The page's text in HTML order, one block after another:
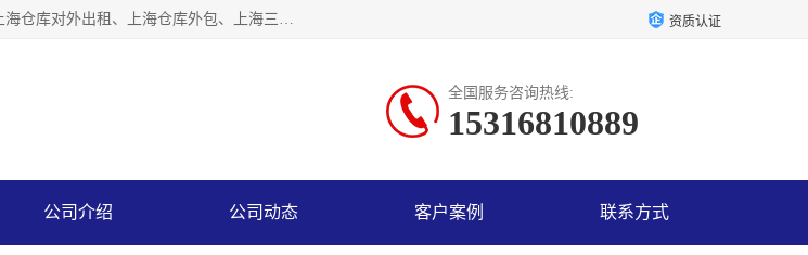
上海星力仓储服务有限公司从事：上海仓储服务、上海仓储库房、上海仓库代运营、上海仓库对外出租、上海仓库外包、上海三方仓储、上海电商仓储代发、上海电商代发货仓库、上海托管仓库、上海仓储配送。上海星力仓储服务有限公司现在拥有100个分仓、10万余平方的标准库房，精炼员工几百名，与几千家客户合作，公司已跻身上海仓储行业前列。欢迎来电咨询！ 资质认证
全国服务咨询热线:
15316810889
公司介绍 公司动态 客户案例 联系方式